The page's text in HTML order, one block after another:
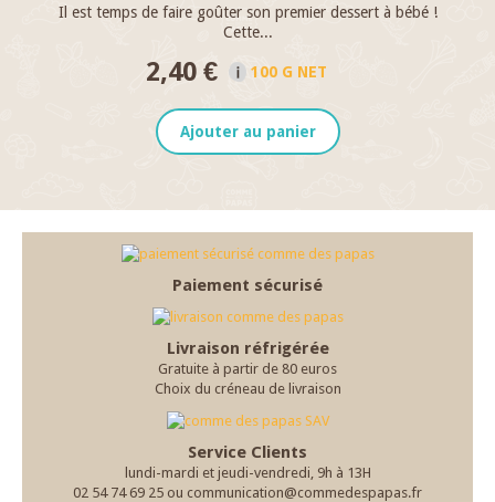
Il est temps de faire goûter son premier dessert à bébé !
Cette...
2,40 € 100 G NET
Ajouter au panier
Paiement sécurisé
Livraison réfrigérée
Gratuite à partir de 80 euros
Choix du créneau de livraison
Service Clients
lundi-mardi et jeudi-vendredi, 9h à 13H
02 54 74 69 25 ou communication@commedespapas.fr